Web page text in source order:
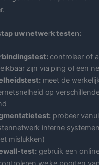
uw netwerk testen:
controleer of
zijn via ping of een
meet de
op
probeer
interne
mislukken)
test: gebruik een
welke poorten